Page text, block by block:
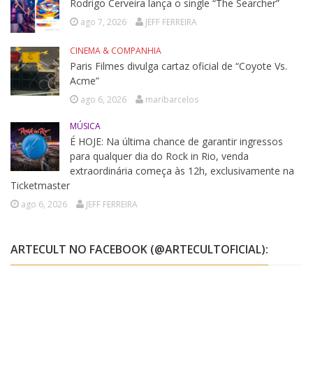
Rodrigo Cerveira lança o single “The Searcher”
ago 7, 2026 JEFF FERREIRA
CINEMA & COMPANHIA
Paris Filmes divulga cartaz oficial de “Coyote Vs.
Acme”
ago 6, 2026 maribarcelos
MÚSICA
É HOJE: Na última chance de garantir ingressos
para qualquer dia do Rock in Rio, venda
extraordinária começa às 12h, exclusivamente na
Ticketmaster
ago 6, 2026 JEFF FERREIRA
ARTECULT NO FACEBOOK (@ARTECULTOFICIAL):